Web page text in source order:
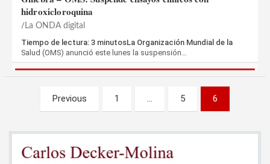
hidroxicloroquina
La ONDA digital
Tiempo de lectura: 3 minutosLa Organización Mundial de la
Salud (OMS) anunció este lunes la suspensión…
Paginación
entradas
Previous 1 5 6